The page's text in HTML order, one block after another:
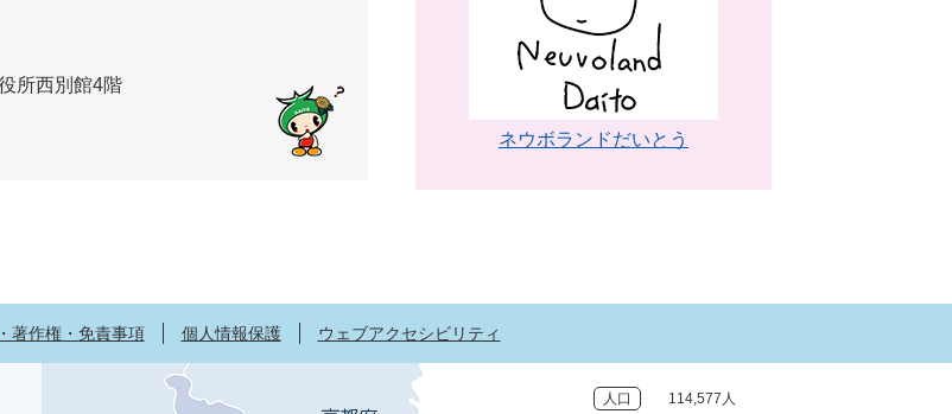
所西別館4階
ネウボランドだいとう
著作権・免責事項 個人情報保護 ウェブアクセシビリティ
人口 114,577人